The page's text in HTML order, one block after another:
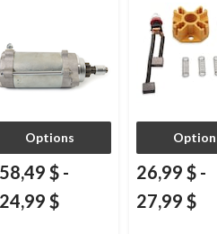
Options
$ -
$
26,99 $ -
27,99 $